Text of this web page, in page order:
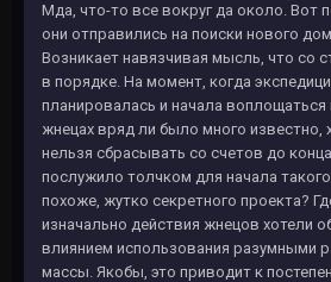
Мда, что-то все вокруг да около. Вот
они отправились на поиски нового
Возникает навязчивая мысль, что со
в порядке. На момент, когда
планировалась и начала воплощаться
жнецах вряд ли было много известно,
нельзя сбрасывать со счетов до
послужило толчком для начала такого
похоже, жутко секретного проекта?
изначально действия жнецов хотели
влиянием использования разумными
массы. Якобы, это приводит к